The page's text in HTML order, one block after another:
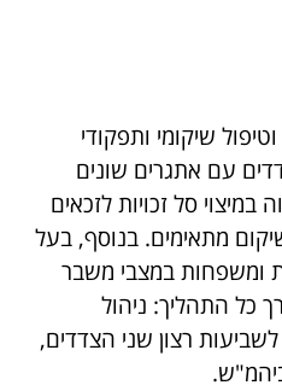
שיקומי ותפקודי
עם אתגרים שונים
סל זכויות לזכאים
מתאימים. בנוסף, בעל
ומשפחות במצבי משבר
כל התהליך: ניהול
רצון שני הצדדים,